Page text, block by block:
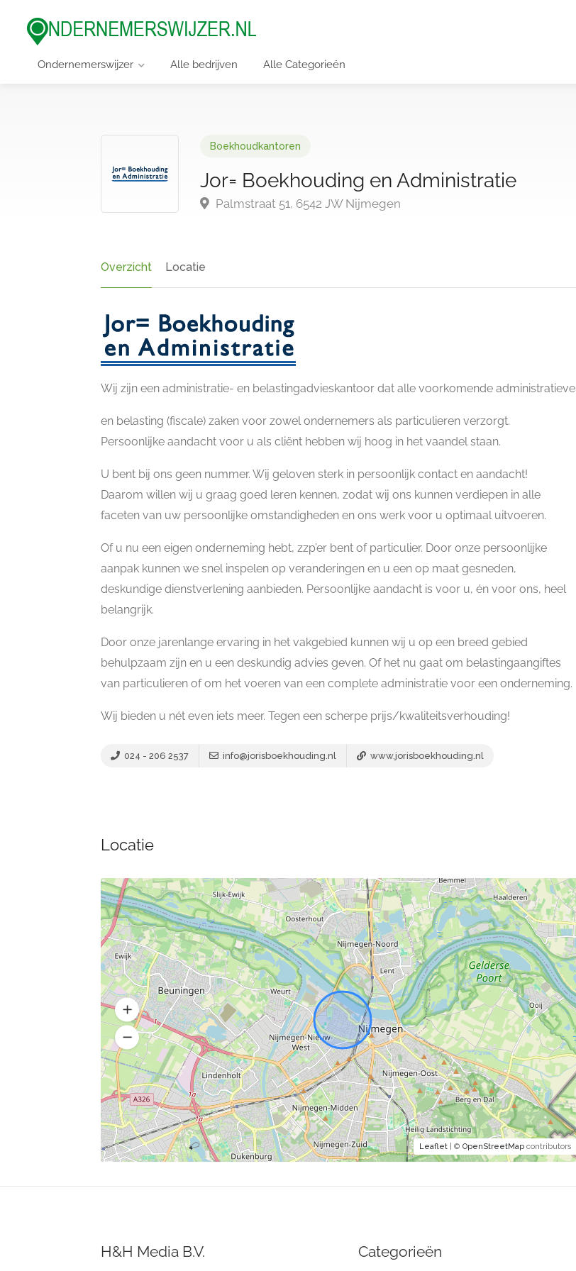
Ondernemerswijzer Alle bedrijven Alle Categorieën
Boekhoudkantoren
Jor= Boekhouding en Administratie
Palmstraat 51, 6542 JW Nijmegen
Overzicht Locatie
Wij zijn een administratie- en belastingadvieskantoor dat alle voorkomende administratieve
en belasting (fiscale) zaken voor zowel ondernemers als particulieren verzorgt.
Persoonlijke aandacht voor u als cliënt hebben wij hoog in het vaandel staan.
U bent bij ons geen nummer. Wij geloven sterk in persoonlijk contact en aandacht!
Daarom willen wij u graag goed leren kennen, zodat wij ons kunnen verdiepen in alle
faceten van uw persoonlijke omstandigheden en ons werk voor u optimaal uitvoeren.
Of u nu een eigen onderneming hebt, zzp’er bent of particulier. Door onze persoonlijke
aanpak kunnen we snel inspelen op veranderingen en u een op maat gesneden,
deskundige dienstverlening aanbieden. Persoonlijke aandacht is voor u, én voor ons, heel
belangrijk.
Door onze jarenlange ervaring in het vakgebied kunnen wij u op een breed gebied
behulpzaam zijn en u een deskundig advies geven. Of het nu gaat om belastingaangiftes
van particulieren of om het voeren van een complete administratie voor een onderneming.
Wij bieden u nét even iets meer. Tegen een scherpe prijs/kwaliteitsverhouding!
024 - 206 2537 info@jorisboekhouding.nl www.jorisboekhouding.nl
Locatie
Leaflet| © OpenStreetMapcontributors
H&H Media B.V. Categorieën